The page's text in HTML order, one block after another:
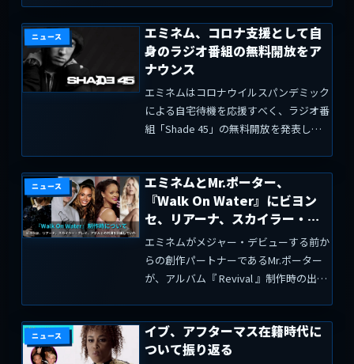
アサイト「Hot New Hiphop」のインタ
ビューに...
ニュース
エミネム、コロナ支援として自
身のラジオ番組の無料開放をア
ナウンス
エミネムはコロナウイルスパンデミック
による自宅待機を応援すべく、ラジオ番
組「Shade 45」の無料開放を発表しま
クセスに加えて、Shade 45を無料で視...
ニュース
エミネムとMr.ポーター、
『Walk On Water』にビヨン
セ、リアーナ、スカイラー・グ
レイ、アデルとの共演を計画し
ていた
エミネムがメジャー・デビューする前か
らの創作パートナーであるMr.ポーター
が、アルバム『 Revival 』制作時の出来
スターの女性ヴォーカリ...
ニュース
イブ、アフターマス在籍時代に
ついて振り返る